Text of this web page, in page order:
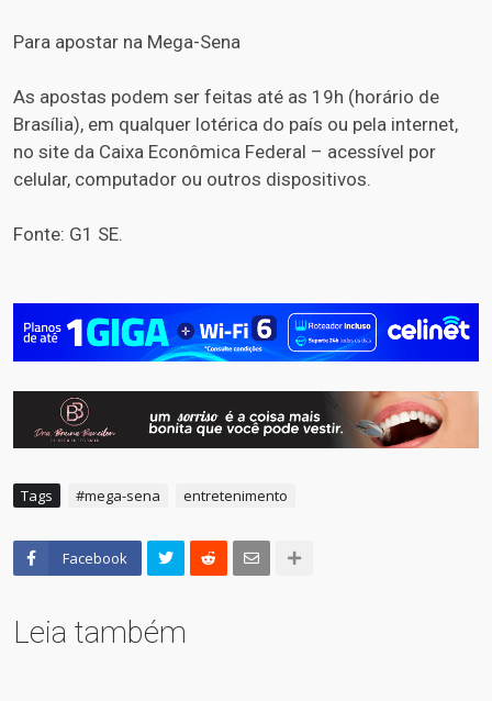
Para apostar na Mega-Sena
As apostas podem ser feitas até as 19h (horário de
Brasília), em qualquer lotérica do país ou pela internet,
no site da Caixa Econômica Federal – acessível por
celular, computador ou outros dispositivos.
Fonte: G1 SE.
Tags #mega-sena entretenimento
Facebook
Leia também